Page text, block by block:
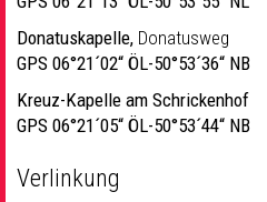
Donatuskapelle, Donatusweg
GPS 06°21´02“ ÖL-50°53´36“ NB
Kreuz-Kapelle am Schrickenhof
GPS 06°21´05“ ÖL-50°53´44“ NB
Verlinkung